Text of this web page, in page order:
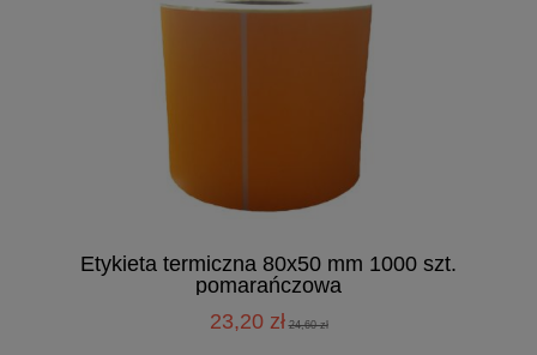
Etykieta termiczna 80x50 mm 1000 szt.
pomarańczowa
23,20 zł 24,60 zł